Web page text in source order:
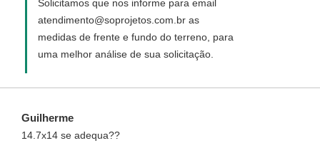
Solicitamos que nos informe para email
atendimento@soprojetos.com.br as
medidas de frente e fundo do terreno, para
uma melhor análise de sua solicitação.
Guilherme
14.7x14 se adequa??